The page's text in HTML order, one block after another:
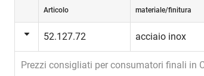
Articolo materiale/finitura
52.127.72 acciaio inox
Prezzi consigliati per consumatori finali in